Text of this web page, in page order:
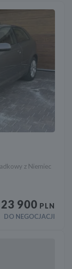
z Niemiec
23 900 PLN
DO NEGOCJACJI